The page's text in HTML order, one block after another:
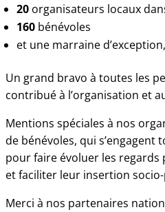
20organisateurs locaux
160bénévoles
et une marraine d’exception,
Un grand bravo à toutes les
contribué à l’organisation et
Mentions spéciales à nos
de bénévoles, qui s’engagent
pour faire évoluer les regards
et faciliter leur insertion
Merci à nos partenaires